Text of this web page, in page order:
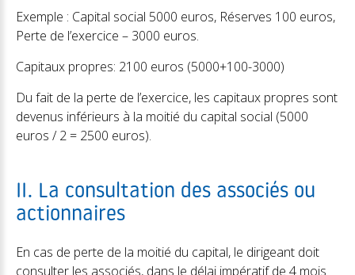
Exemple : Capital social 5000 euros, Réserves 100 euros,
Perte de l’exercice – 3000 euros.
Capitaux propres: 2100 euros (5000+100-3000)
Du fait de la perte de l’exercice, les capitaux propres sont
devenus inférieurs à la moitié du capital social (5000
euros / 2 = 2500 euros).
II. La consultation des associés ou
actionnaires
En cas de perte de la moitié du capital, le dirigeant doit
consulter les associés, dans le délai impératif de 4 mois